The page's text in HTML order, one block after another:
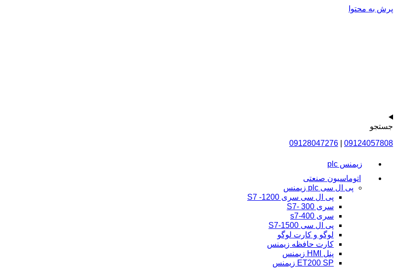
پرش به محتوا
جستجو
09124057808
09128047276
زیمنس plc
اتوماسیون صنعتی
پی ال سی plc زیمنس
پی ال سی سری 1200- S7
سری 300 -S7
سری s7-400
پی ال سی S7-1500
لوگو و کارت لوگو
کارت حافظه زیمنس
پنل HMI زیمنس
ET200 SP زیمنس